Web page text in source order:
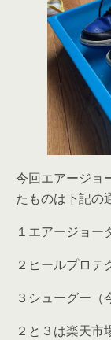
今回エアージョ
たものは下記の
１エアージョー
２ヒールプロテ
３シューグー（
２と３は楽天市